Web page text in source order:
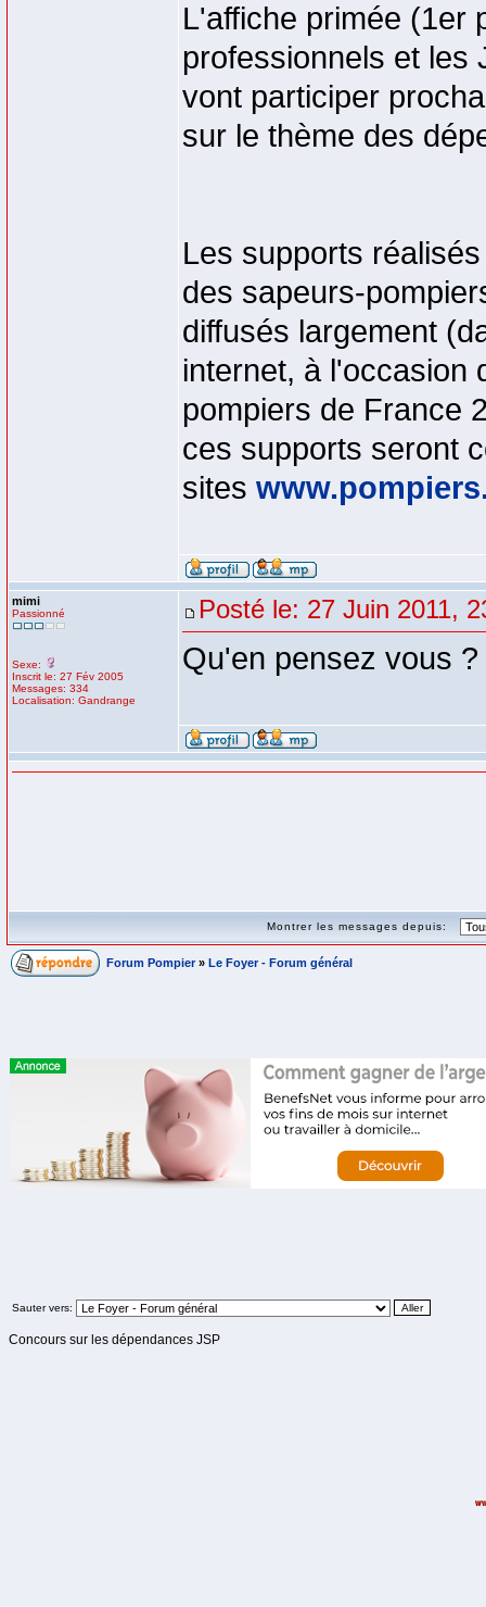
L'affiche primée (1er
professionnels et les
vont participer
sur le thème des
Les supports
des sapeurs-
diffusés largement
internet, à l'occasion
pompiers de France
ces supports seront
sites
mimi
Passionné
Sexe:
Inscrit le: 27 Fév 2005
Messages: 334
Localisation: Gandrange
Posté le: 27 Juin 2011,
Qu'en pensez vous ?
Montrer les messages depuis:
Forum Pompier » Le Foyer - Forum général
Sauter vers:
Concours sur les dépendances JSP